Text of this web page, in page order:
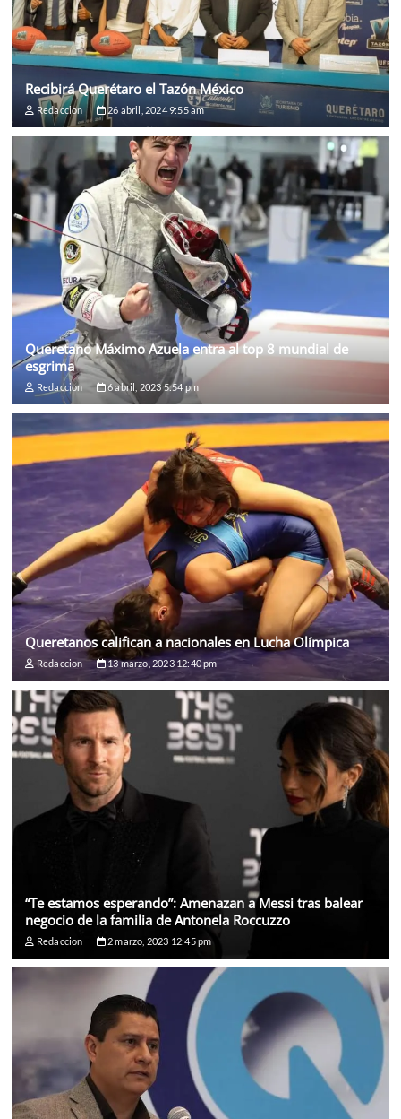
Recibirá Querétaro el Tazón México
Redaccion 26 abril, 2024 9:55 am
Queretano Máximo Azuela entra al top 8 mundial de
esgrima
Redaccion 6 abril, 2023 5:54 pm
Queretanos califican a nacionales en Lucha Olímpica
Redaccion 13 marzo, 2023 12:40 pm
“Te estamos esperando”: Amenazan a Messi tras balear
negocio de la familia de Antonela Roccuzzo
Redaccion 2 marzo, 2023 12:45 pm